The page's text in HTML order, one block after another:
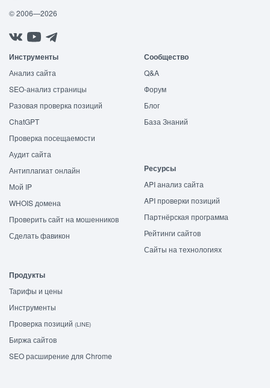
© 2006—2026
Инструменты
Анализ сайта
SEO-анализ страницы
Разовая проверка позиций
ChatGPT
Проверка посещаемости
Аудит сайта
Антиплагиат онлайн
Мой IP
WHOIS домена
Проверить сайт на мошенников
Сделать фавикон
Сообщество
Q&A
Форум
Блог
База Знаний
Ресурсы
API анализ сайта
API проверки позиций
Партнёрская программа
Рейтинги сайтов
Сайты на технологиях
Продукты
Тарифы и цены
Инструменты
Проверка позиций (LINE)
Биржа сайтов
SEO расширение для Chrome